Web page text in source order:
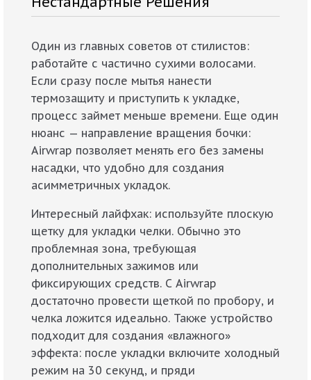
Один из главных советов от стилистов:
работайте с частично сухими волосами.
Если сразу после мытья нанести
термозащиту и приступить к укладке,
процесс займет меньше времени. Еще один
нюанс — направление вращения бочки:
Airwrap позволяет менять его без замены
насадки, что удобно для создания
асимметричных укладок.
Интересный лайфхак: используйте плоскую
щетку для укладки челки. Обычно это
проблемная зона, требующая
дополнительных зажимов или
фиксирующих средств. С Airwrap
достаточно провести щеткой по пробору, и
челка ложится идеально. Также устройство
подходит для создания «влажного»
эффекта: после укладки включите холодный
режим на 30 секунд, и пряди